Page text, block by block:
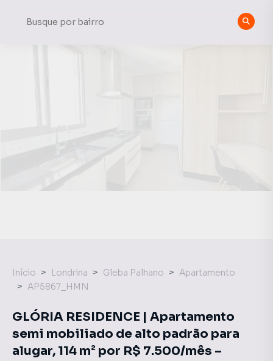
Início Londrina Gleba Palhano
Apartamento
AP5867_HMN
GLÓRIA RESIDENCE | Apartamento
semi mobiliado de alto padrão para
alugar, 114 m² por R$ 7.500/mês –